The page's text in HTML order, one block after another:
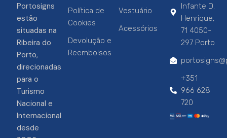
Portosigns
estão
situadas na
Ribeira do
Porto,
direcionadas
para o
Turismo
Nacional e
Internacional
desde
Política de
Cookies
Devolução e
Reembolsos
Vestuário
Acessórios
Infante D.
Henrique,
71 4050-
297 Porto
+351
966 628
720